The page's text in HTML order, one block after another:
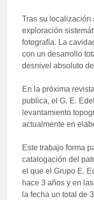
Tras su localización
exploración
fotografía. La
con un desarrollo
desnivel absoluto
En la próxima
publica, el G. E.
levantamiento
actualmente en
Este trabajo forma
catalogación del
el que el Grupo E.
hace 3 años y en
la fecha un total de